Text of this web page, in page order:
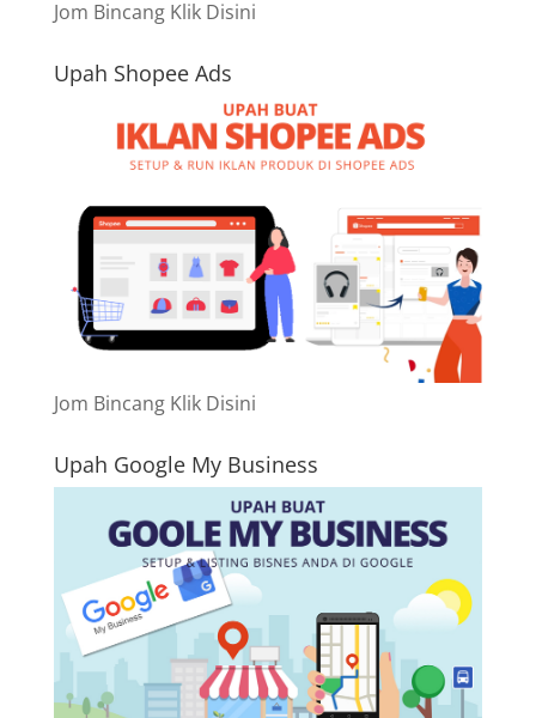
Jom Bincang Klik Disini
Upah Shopee Ads
Jom Bincang Klik Disini
Upah Google My Business